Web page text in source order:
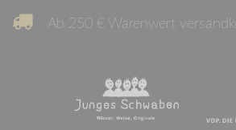
Ab 250 € Warenwert